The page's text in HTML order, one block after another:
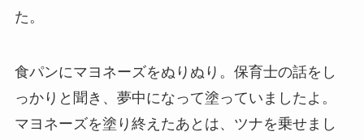
た。
食パンにマヨネーズをぬりぬり。保育士の話をし
っかりと聞き、夢中になって塗っていましたよ。
マヨネーズを塗り終えたあとは、ツナを乗せまし